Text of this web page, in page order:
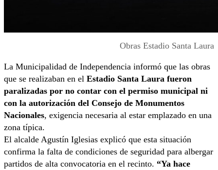
Obras Estadio Santa Laura
La Municipalidad de Independencia informó que las obras
que se realizaban en el Estadio Santa Laura fueron
paralizadas por no contar con el permiso municipal ni
con la autorización del Consejo de Monumentos
Nacionales, exigencia necesaria al estar emplazado en una
zona típica.
El alcalde Agustín Iglesias explicó que esta situación
confirma la falta de condiciones de seguridad para albergar
partidos de alta convocatoria en el recinto. “Ya hace